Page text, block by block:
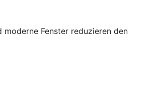
Fenster reduzieren den